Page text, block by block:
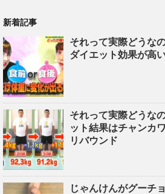
新着記事
それって実際どうな
ダイエット効果が高
それって実際どうな
ット結果はチャンカ
リバウンド
じゃんけんがグーチ